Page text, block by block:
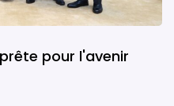
pour l'avenir